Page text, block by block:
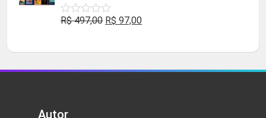
Avaliação
5
R$497,00 O
original
era:
R$ 97,00O
atual
é:
Autor